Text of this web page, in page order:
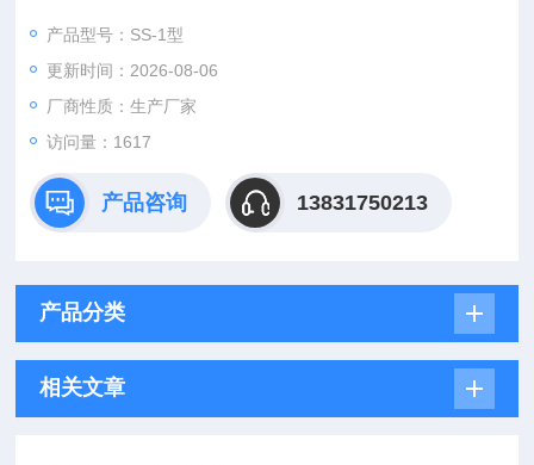
产品型号：SS-1型
更新时间：2026-08-06
厂商性质：生产厂家
访问量：1617
产品咨询 13831750213
产品分类
相关文章